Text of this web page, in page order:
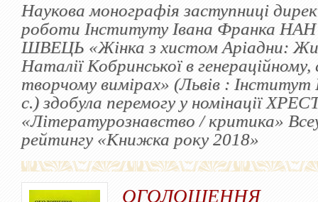
Наукова монографія заступниці
роботи Інституту Івана Франка НАН
ШВЕЦЬ «Жінка з хистом Аріадни:
Наталії Кобринської в генераційному,
творчому вимірах» (Львів : Інститут
с.) здобула перемогу у номінації
«Літературознавство / критика»
рейтингу «Книжка року 2018»
ОГОЛОШЕННЯ